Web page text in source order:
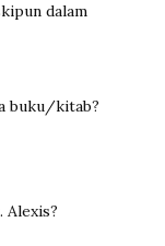
dalam
buku/kitab?
Alexis?